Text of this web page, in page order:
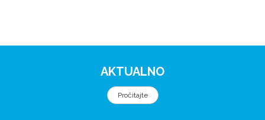
AKTUALNO
Pročitajte